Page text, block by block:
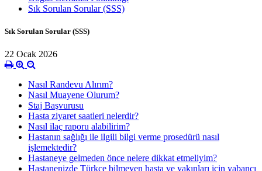
Sık Sorulan Sorular (SSS)
Sık Sorulan Sorular (SSS)
22 Ocak 2026
Nasıl Randevu Alırım?
Nasıl Muayene Olurum?
Staj Başvurusu
Hasta ziyaret saatleri nelerdir?
Nasıl ilaç raporu alabilirim?
Hastanın sağlığı ile ilgili bilgi verme prosedürü nasıl
işlemektedir?
Hastaneye gelmeden önce nelere dikkat etmeliyim?
Hastanenizde Türkçe bilmeyen hasta ve yakınları için yabancı